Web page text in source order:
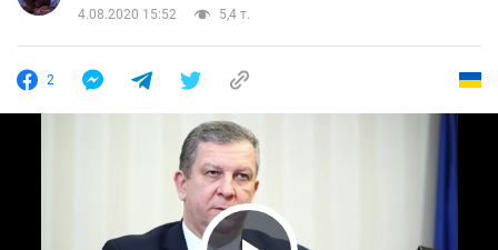
4.08.2020 15:52 5,4 т.
2